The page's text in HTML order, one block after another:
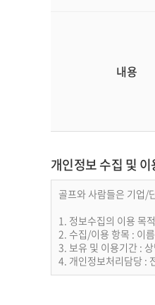
내용
개인정보 수집 및
골프와 사람들은 기업/
1. 정보수집의 이용 목
2. 수집/이용 항목 : 이
3. 보유 및 이용기간 :
4. 개인정보처리담당